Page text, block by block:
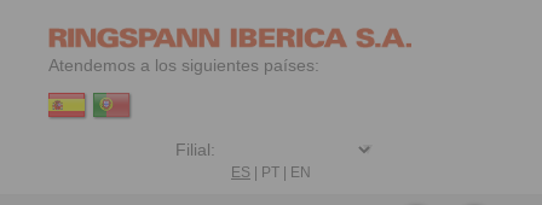
Atendemos a los siguientes países:
ES PT| EN